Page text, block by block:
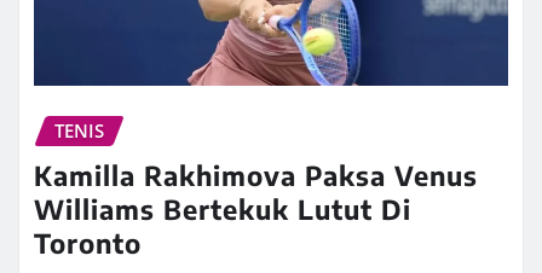
TENIS
Kamilla Rakhimova Paksa Venus
Williams Bertekuk Lutut Di
Toronto